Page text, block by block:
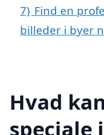
7) Find en
billeder i byer
Hvad